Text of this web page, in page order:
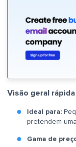
Visão geral rápida
Ideal para:
pretendem
Gama de